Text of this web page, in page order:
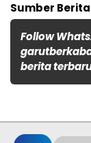
Sumber Berita
Follow
berita